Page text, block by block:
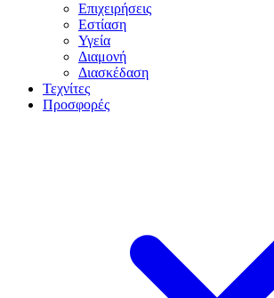
Επιχειρήσεις
Εστίαση
Υγεία
Διαμονή
Διασκέδαση
Τεχνίτες
Προσφορές